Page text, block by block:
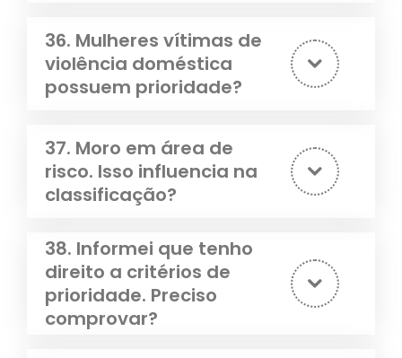
36. Mulheres vítimas de
violência doméstica
possuem prioridade?
37. Moro em área de
risco. Isso influencia na
classificação?
38. Informei que tenho
direito a critérios de
prioridade. Preciso
comprovar?